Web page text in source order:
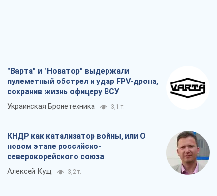
"Варта" и "Новатор" выдержали
пулеметный обстрел и удар FPV-дрона,
сохранив жизнь офицеру ВСУ
Украинская Бронетехника 3,1 т.
КНДР как катализатор войны, или О
новом этапе российско-
северокорейского союза
Алексей Кущ 3,2 т.